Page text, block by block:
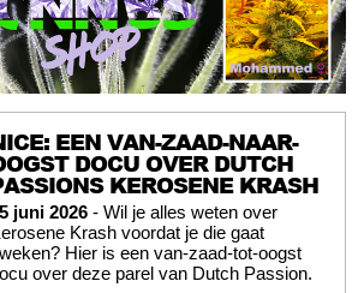
EEN VAN-ZAAD-NAAR-
DOCU OVER DUTCH
KEROSENE KRASH
juni 2026 - Wil je alles weten over
Krash voordat je die gaat
Hier is een van-zaad-tot-oogst
over deze parel van Dutch Passion.